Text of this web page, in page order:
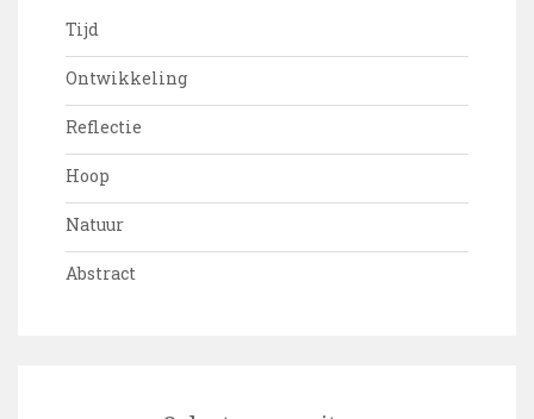
Tijd
Ontwikkeling
Reflectie
Hoop
Natuur
Abstract